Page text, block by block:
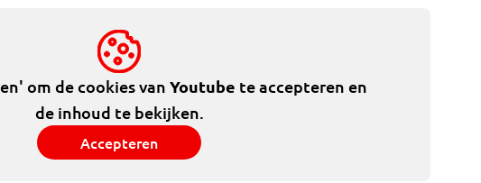
om de cookies van Youtube te accepteren en
de inhoud te bekijken.
Accepteren